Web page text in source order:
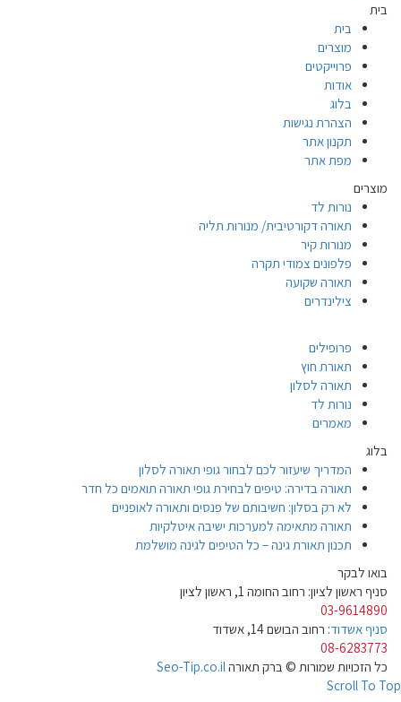
בית
בית
מוצרים
פרוייקטים
אודות
בלוג
הצהרת נגישות
תקנון אתר
מפת אתר
מוצרים
נורות לד
תאורה דקורטיבית/ מנורות תליה
מנורות קיר
פלפונים צמודי תקרה
תאורה שקועה
צילינדרים
פרופילים
תאורת חוץ
תאורה לסלון
נורות לד
מאמרים
בלוג
המדריך שיעזור לכם לבחור גופי תאורה לסלון
תאורה בדירה: טיפים לבחירת גופי תאורה תואמים כל חדר
לא רק בסלון: חשיבותם של פנסים ותאורה לאופניים
תאורה מתאימה למערכות ישיבה איטלקיות
תכנון תאורת גינה – כל הטיפים לגינה מושלמת
בואו לבקר
סניף ראשון לציון: רחוב החומה 1, ראשון לציון
03-9614890
סניף אשדוד: רחוב הבושם 14, אשדוד
08-6283773
כל הזכויות שמורות © ברק תאורהSeo-Tip.co.il
Scroll To Top